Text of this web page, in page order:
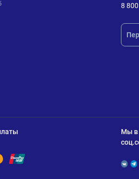
8
оплате Visa
по оплате Mastercard
Помощь по оплате UnionPay
Мы в